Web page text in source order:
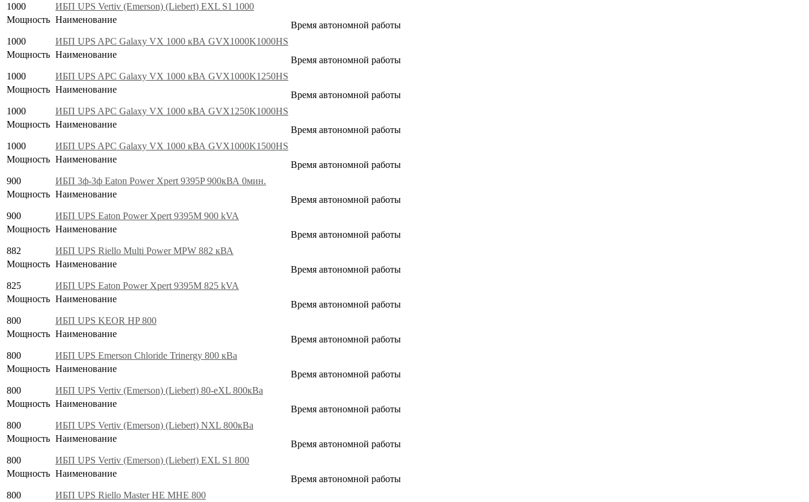
1000 ИБП UPS Vertiv (Emerson) (Liebert) EXL S1 1000
Мощность
1000
Наименование
ИБП UPS APC Galaxy VX 1000 кВА GVX1000K1000HS
Время автономной работы
Мощность
1000
Наименование
ИБП UPS APC Galaxy VX 1000 кВА GVX1000K1250HS
Время автономной работы
Мощность
1000
Наименование
ИБП UPS APC Galaxy VX 1000 кВА GVX1250K1000HS
Время автономной работы
Мощность
1000
Наименование
ИБП UPS APC Galaxy VX 1000 кВА GVX1000K1500HS
Время автономной работы
Мощность
900
Наименование
ИБП 3ф-3ф Eaton Power Xpert 9395P 900кВА 0мин.
Время автономной работы
Мощность
900
Наименование
ИБП UPS Eaton Power Xpert 9395M 900 kVA
Время автономной работы
Мощность
882
Наименование
ИБП UPS Riello Multi Power MPW 882 кВА
Время автономной работы
Мощность
825
Наименование
ИБП UPS Eaton Power Xpert 9395M 825 kVA
Время автономной работы
Мощность
800
Наименование
ИБП UPS KEOR HP 800
Время автономной работы
Мощность
800
Наименование
ИБП UPS Emerson Chloride Trinergy 800 кВа
Время автономной работы
Мощность
800
Наименование
ИБП UPS Vertiv (Emerson) (Liebert) 80-eXL 800кВа
Время автономной работы
Мощность
800
Наименование
ИБП UPS Vertiv (Emerson) (Liebert) NXL 800кВа
Время автономной работы
Мощность
800
Наименование
ИБП UPS Vertiv (Emerson) (Liebert) EXL S1 800
Время автономной работы
Мощность
800
Наименование
ИБП UPS Riello Master HE MHE 800
Время автономной работы